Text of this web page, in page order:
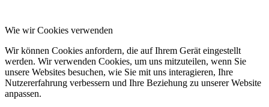
Wie wir Cookies verwenden
Wir können Cookies anfordern, die auf Ihrem Gerät eingestellt
werden. Wir verwenden Cookies, um uns mitzuteilen, wenn Sie
unsere Websites besuchen, wie Sie mit uns interagieren, Ihre
Nutzererfahrung verbessern und Ihre Beziehung zu unserer Website
anpassen.